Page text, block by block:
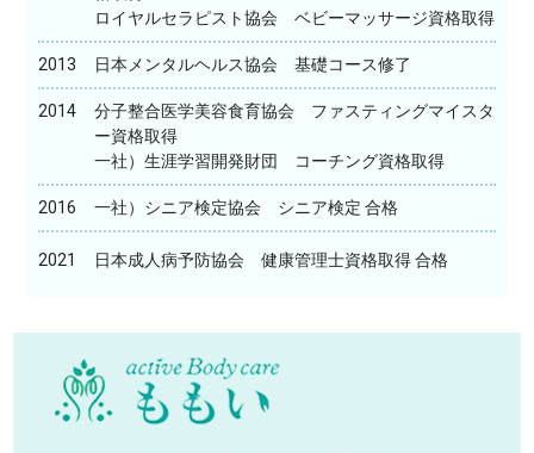
ロイヤルセラピスト協会 ベビーマッサージ資格取得
2013 日本メンタルヘルス協会 基礎コース修了
2014
分子整合医学美容食育協会 ファスティングマイスタ
ー資格取得
一社）生涯学習開発財団 コーチング資格取得
2016 一社）シニア検定協会 シニア検定 合格
2021 日本成人病予防協会 健康管理士資格取得 合格